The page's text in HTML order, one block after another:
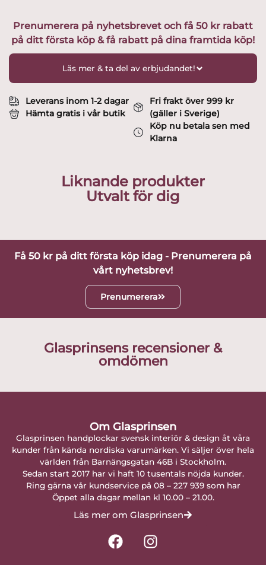
Prenumerera på nyhetsbrevet och få 50 kr rabatt
på ditt första köp & få rabatt på dina framtida köp!
Läs mer & ta del av erbjudandet!
Leverans inom 1-2 dagar
Hämta gratis i vår butik
Fri frakt över 999 kr
(gäller i Sverige)
Köp nu betala sen med
Klarna
Liknande produkter
Utvalt för dig
Få 50 kr på ditt första köp idag - Prenumerera på
vårt nyhetsbrev!
Prenumerera
Glasprinsens recensioner &
omdömen
Om Glasprinsen
Glasprinsen handplockar svensk interiör & design åt våra
kunder från kända nordiska varumärken. Vi säljer över hela
världen från Barnängsgatan 46B i Stockholm.
Sedan start 2017 har vi haft 10 tusentals nöjda kunder.
Ring gärna vår kundservice på 08 – 227 939 som har
Öppet alla dagar mellan kl 10.00 – 21.00.
Läs mer om Glasprinsen
F
a
I
n